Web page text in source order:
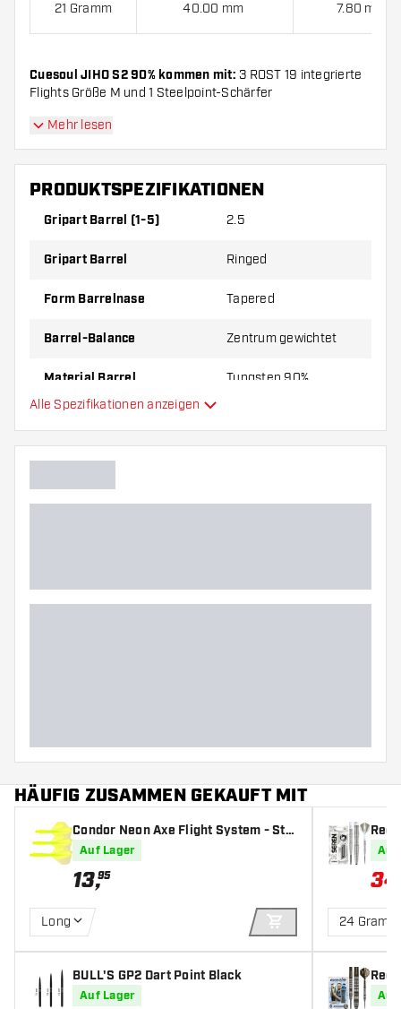
21 Gramm 40.00 mm 7.80 mm
Cuesoul JIHO S2 90% kommen mit: 3 ROST 19 integrierte
Flights Größe M und 1 Steelpoint-Schärfer
Mehr lesen
PRODUKTSPEZIFIKATIONEN
Gripart Barrel (1-5) 2.5
Gripart Barrel Ringed
Form Barrelnase Tapered
Barrel-Balance Zentrum gewichtet
Material Barrel Tungsten 90%
Dartspieler
Alle Spezifikationen anzeigen
HÄUFIG ZUSAMMEN GEKAUFT MIT
Condor Neon Axe Flight System - Sta
ndard Yellow - Dart Flights
Auf Lager
13,95
Long
IN DEN
BULL'S GP2 Dart Point Black
Auf Lager
Red
feile
Auf
34
24 Gramm
Red
Auf